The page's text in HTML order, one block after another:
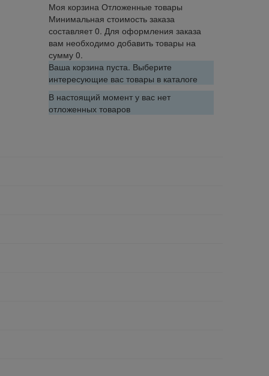
Моя корзина Отложенные товары
Минимальная стоимость заказа
составляет 0. Для оформления заказа
вам необходимо добавить товары на
сумму 0.
Ваша корзина пуста. Выберите
интересующие вас товары в каталоге
В настоящий момент у вас нет
отложенных товаров